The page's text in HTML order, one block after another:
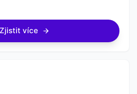
Zjistit více